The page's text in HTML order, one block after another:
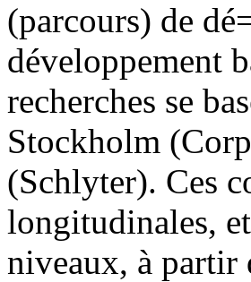
(parcours) de
développement
recherches se
Stockholm
(Schlyter). Ces
longitudinales,
niveaux, à partir